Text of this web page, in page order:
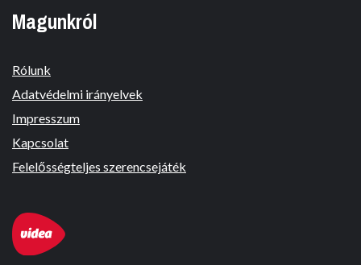
Magunkról
Rólunk
Adatvédelmi irányelvek
Impresszum
Kapcsolat
Felelősségteljes szerencsejáték